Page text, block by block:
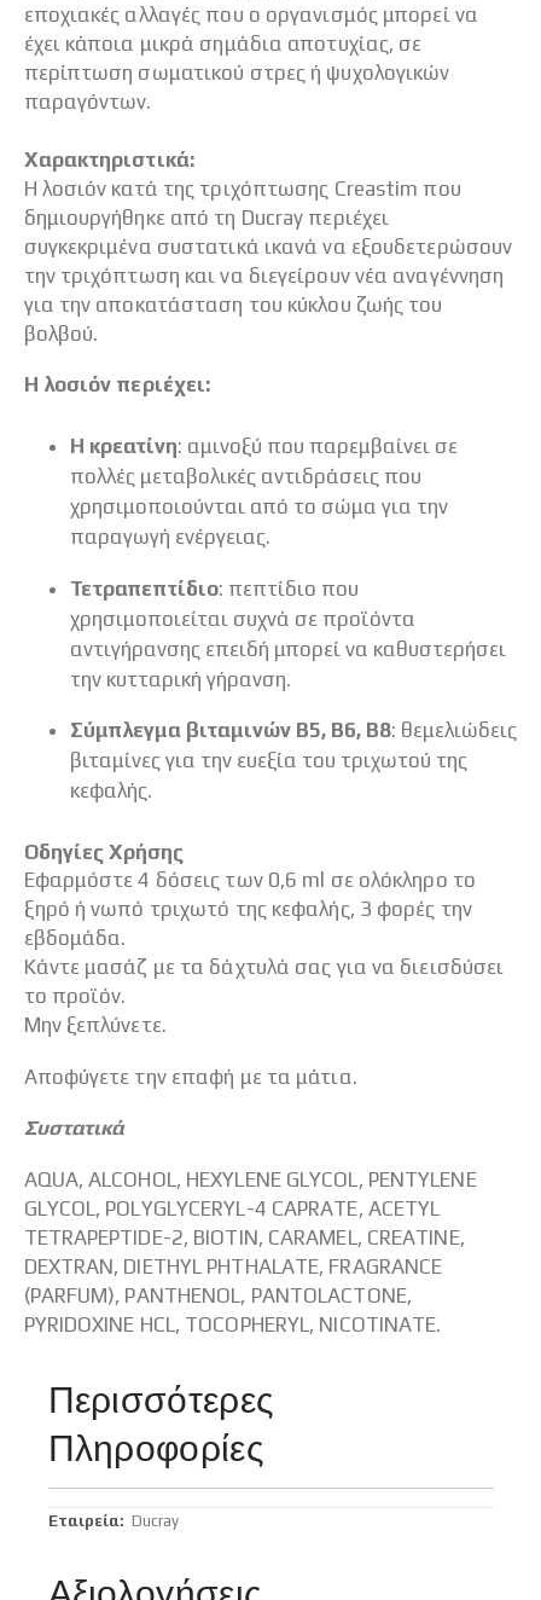
εποχιακές αλλαγές που ο οργανισμός μπορεί να
έχει κάποια μικρά σημάδια αποτυχίας, σε
περίπτωση σωματικού στρες ή ψυχολογικών
παραγόντων.
Χαρακτηριστικά:
Η λοσιόν κατά της τριχόπτωσης Creastim που
δημιουργήθηκε από τη Ducray περιέχει
συγκεκριμένα συστατικά ικανά να εξουδετερώσουν
την τριχόπτωση και να διεγείρουν νέα αναγέννηση
για την αποκατάσταση του κύκλου ζωής του
βολβού.
Η λοσιόν περιέχει:
Η κρεατίνη: αμινοξύ που παρεμβαίνει σε
πολλές μεταβολικές αντιδράσεις που
χρησιμοποιούνται από το σώμα για την
παραγωγή ενέργειας.
Τετραπεπτίδιο: πεπτίδιο που
χρησιμοποιείται συχνά σε προϊόντα
αντιγήρανσης επειδή μπορεί να καθυστερήσει
την κυτταρική γήρανση.
Σύμπλεγμα βιταμινών Β5, Β6, Β8: θεμελιώδεις
βιταμίνες για την ευεξία του τριχωτού της
κεφαλής.
Οδηγίες Χρήσης
Εφαρμόστε 4 δόσεις των 0,6 ml σε ολόκληρο το
ξηρό ή νωπό τριχωτό της κεφαλής, 3 φορές την
εβδομάδα.
Κάντε μασάζ με τα δάχτυλά σας για να διεισδύσει
το προϊόν.
Μην ξεπλύνετε.
Αποφύγετε την επαφή με τα μάτια.
Συστατικά
AQUA, ALCOHOL, HEXYLENE GLYCOL, PENTYLENE
GLYCOL, POLYGLYCERYL-4 CAPRATE, ACETYL
TETRAPEPTIDE-2, BIOTIN, CARAMEL, CREATINE,
DEXTRAN, DIETHYL PHTHALATE, FRAGRANCE
(PARFUM), PANTHENOL, PANTOLACTONE,
PYRIDOXINE HCL, TOCOPHERYL, NICOTINATE.
Περισσότερες
Πληροφορίες
ΠερισσότερεςDucray